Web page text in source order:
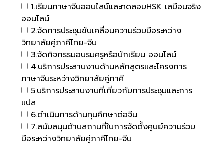
1.เรียนภาษาจีนออนไลน์และทดสอบHSK เสมือนจริง
ออนไลน์
2.จัดการประชุมขับเคลื่อนความร่วมมือระหว่าง
วิทยาลัยคู่ภาคีไทย-จีน
3.จัดกิจกรรมอบรมครูหรือนักเรียน ออนไลน์
4.บริการประสานงานด้านหลักสูตรและโครงการ
ภาษาจีนระหว่างวิทยาลัยคู่ภาคี
5.บริการประสานงานที่เกี่ยวกับการประชุมและการ
แปล
6.ดำเนินการด้านทุนศึกษาต่อจีน
7.สนับสนุนด้านสถานที่ในการจัดตั้งศูนย์ความร่วม
มือระหว่างวิทยาลัยคู่ภาคีไทย-จีน